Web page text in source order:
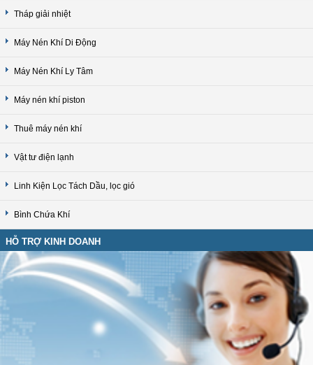
Tháp giải nhiệt
Máy Nén Khí Di Động
Máy Nén Khí Ly Tâm
Máy nén khí piston
Thuê máy nén khí
Vật tư điện lạnh
Linh Kiện Lọc Tách Dầu, lọc gió
Bình Chứa Khí
HỖ TRỢ KINH DOANH